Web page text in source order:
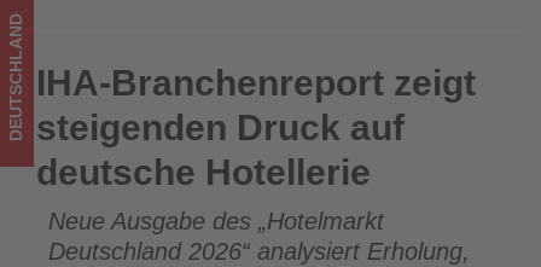
was
im
Tourismus
los
ist!
IHA-Branchenreport zeigt steigenden Druck auf deutsche
Hotellerie
DEUTSCHLAND IHA-Branchenreport zeigt
steigenden Druck auf
deutsche Hotellerie
Neue Ausgabe des „Hotelmarkt
Deutschland 2026“ analysiert Erholung,